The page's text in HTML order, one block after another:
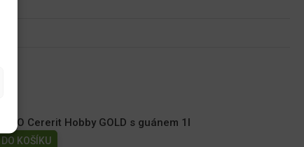
AGRO Cererit Hobby GOLD s guánem 1l
DO KOŠÍKU